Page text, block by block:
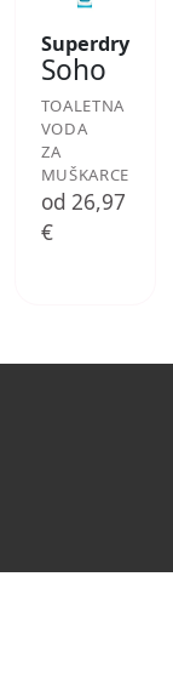
Superdry
Soho
TOALETNA
VODA
ZA
MUŠKARCE
od 26,97
€